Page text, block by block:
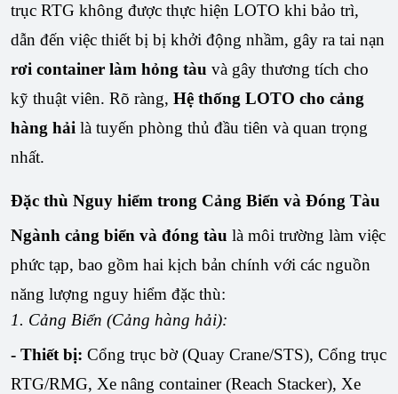
trục RTG không được thực hiện LOTO khi bảo trì,
dẫn đến việc thiết bị bị khởi động nhầm, gây ra tai nạn
rơi container làm hỏng tàu và gây thương tích cho
kỹ thuật viên. Rõ ràng, Hệ thống LOTO cho cảng
hàng hải là tuyến phòng thủ đầu tiên và quan trọng
nhất.
Đặc thù Nguy hiểm trong Cảng Biển và Đóng Tàu
Ngành cảng biển và đóng tàu là môi trường làm việc
phức tạp, bao gồm hai kịch bản chính với các nguồn
năng lượng nguy hiểm đặc thù:
1. Cảng Biển (Cảng hàng hải):
- Thiết bị: Cổng trục bờ (Quay Crane/STS), Cổng trục
RTG/RMG, Xe nâng container (Reach Stacker), Xe